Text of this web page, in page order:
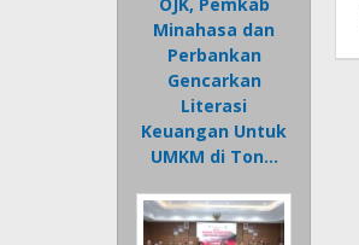
Minahasa dan
Perbankan
Gencarkan
Literasi
Keuangan Untuk
UMKM di Ton…